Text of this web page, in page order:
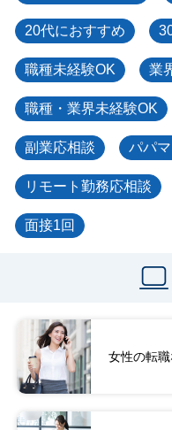
20代におすすめ
職種未経験OK 業
職種・業界未経験OK
副業応相談 パパ
リモート勤務応相談
面接1回
女性の転職